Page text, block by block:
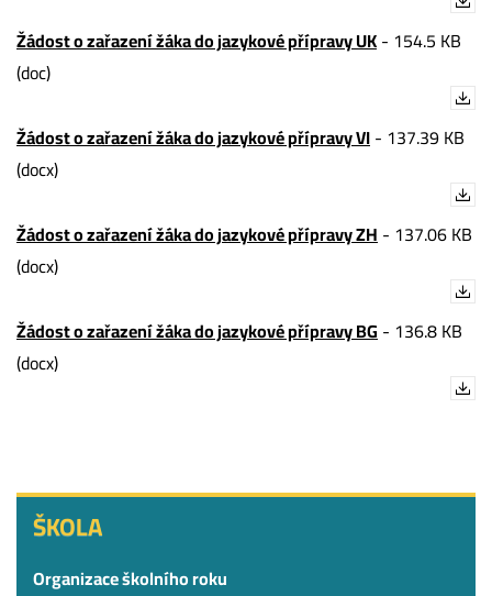
ŠKOLA
ŠKOLA
Organizace školního roku
Žádost o zařazení žáka do jazykové přípravy UK- 154.5 KB
(doc)
Žádost o zařazení žáka do jazykové přípravy VI- 137.39 KB
(docx)
Žádost o zařazení žáka do jazykové přípravy ZH- 137.06 KB
(docx)
Žádost o zařazení žáka do jazykové přípravy BG- 136.8 KB
(docx)